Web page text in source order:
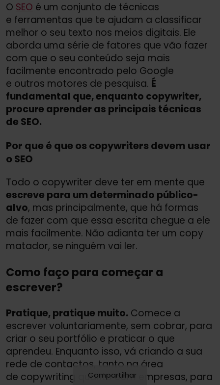
O SEO é um conjunto de técnicas
e ferramentas que te ajudam a classificar
melhor o seu texto nos meios digitais. Ele
aborda uma série de fatores que vão fazer
com que o seu conteúdo seja mais
facilmente encontrado pelo Google
e outros motores de pesquisa. É
fundamental que, enquanto copywriter,
procure aprender as principais técnicas
de SEO.
Por que é que os copywriters devem usar
o SEO
Todo o copywriter deve ter em mente que
escreve para um determinado público-
alvo, mas principalmente, que há formas
de fazer com que essa escrita chegue a ele
mais facilmente. Não adianta ter um copy
matador, se ninguém vai ler.
Como faço para começar a
escrever?
Pratique, pratique muito. Comece a
escrever voluntariamente, sem cobrar, para
criar o seu portfólio e praticar o que
aprendeu. Enquanto isso, vá criando a sua
rede de contactos, tanto na área
de copywriting quanto com empresas, para
Compartilhar